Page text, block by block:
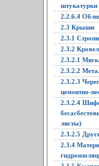
2.2.6.4
2.3 Крыши
2.3.1
2.3.2
2.3.2.1
2.3.2.2
2.3.2.3
цементно-
2.3.2.4
листы)
2.3.2.5
2.3.4